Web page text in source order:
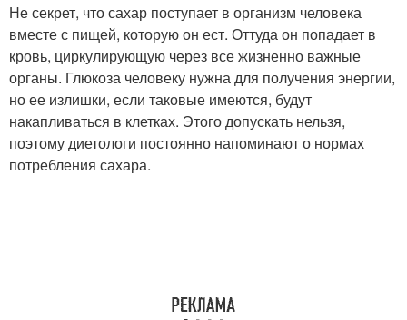
Не секрет, что сахар поступает в организм человека
вместе с пищей, которую он ест. Оттуда он попадает в
кровь, циркулирующую через все жизненно важные
органы. Глюкоза человеку нужна для получения энергии,
но ее излишки, если таковые имеются, будут
накапливаться в клетках. Этого допускать нельзя,
поэтому диетологи постоянно напоминают о нормах
потребления сахара.